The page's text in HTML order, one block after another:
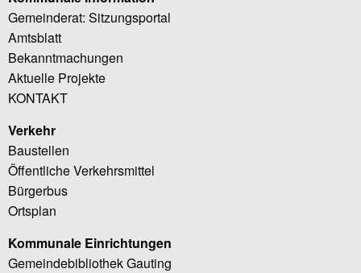
Gemeinderat: Sitzungsportal
Amtsblatt
Bekanntmachungen
Aktuelle Projekte
KONTAKT
Verkehr
Baustellen
Öffentliche Verkehrsmittel
Bürgerbus
Ortsplan
Kommunale Einrichtungen
Gemeindebibliothek Gauting